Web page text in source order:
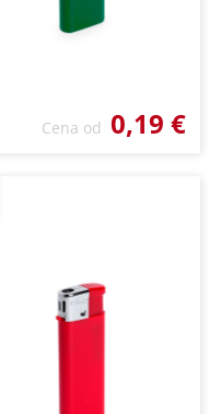
Cena od 0,19 €